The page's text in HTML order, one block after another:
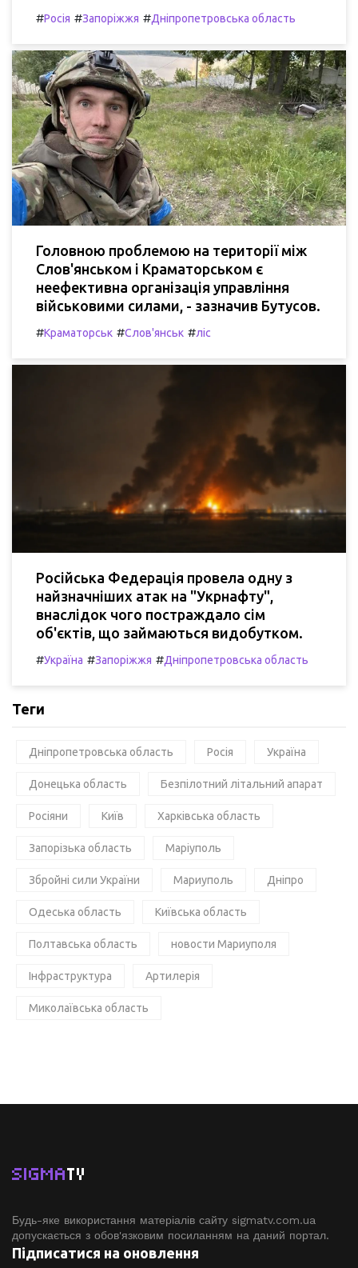
#Росія #Запоріжжя #Дніпропетровська область
Головною проблемою на території між
Слов'янськом і Краматорськом є
неефективна організація управління
військовими силами, - зазначив Бутусов.
#Краматорськ #Слов'янськ #ліс
Російська Федерація провела одну з
найзначніших атак на "Укрнафту",
внаслідок чого постраждало сім
об'єктів, що займаються видобутком.
#Україна #Запоріжжя #Дніпропетровська область
Теги
Дніпропетровська область Росія Україна
Донецька область Безпілотний літальний апарат
Росіяни Київ Харківська область
Запорізька область Маріуполь
Збройні сили України Мариуполь Дніпро
Одеська область Київська область
Полтавська область новости Мариуполя
Інфраструктура Артилерія
Миколаївська область
SIGMATV
Будь-яке використання матеріалів сайту sigmatv.com.ua
допускається з обов'язковим посиланням на даний портал.
Підписатися на оновлення